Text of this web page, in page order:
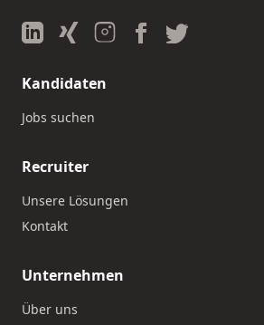
Kandidaten
Jobs suchen
Recruiter
Unsere Lösungen
Kontakt
Unternehmen
Über uns